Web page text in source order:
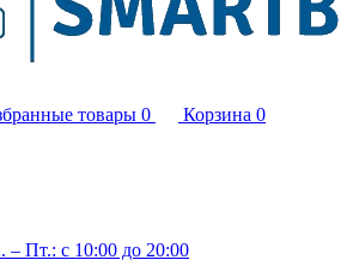
товары 0 Корзина 0
– Пт.: с 10:00 до 20:00